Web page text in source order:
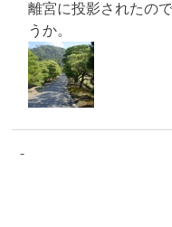
離宮に投影されたの
うか。